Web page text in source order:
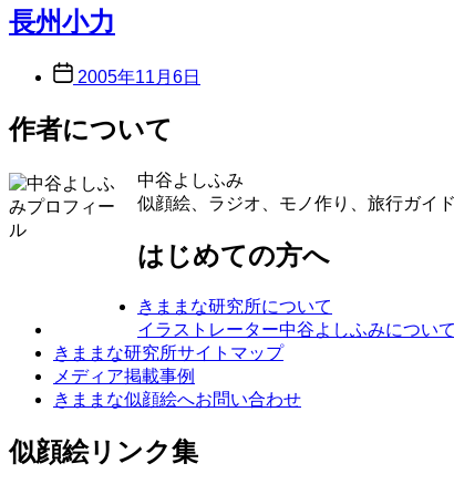
長州小力
Post
date
2005年11月6日
作者について
中谷よしふみ
似顔絵、ラジオ、モノ作り、旅行ガイ
はじめての方へ
きままな研究所について
イラストレーター中谷よしふみについて
きままな研究所サイトマップ
メディア掲載事例
きままな似顔絵へお問い合わせ
似顔絵リンク集